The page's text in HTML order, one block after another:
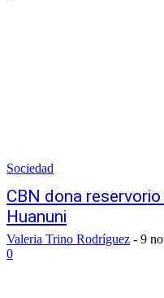
Sociedad
CBN dona
Huanuni
Valeria Trino Rodríguez - 9
0